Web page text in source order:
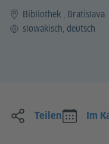
Bibliothek , Bratislava
Spracheslowakisch, deutsch
Teilen Im